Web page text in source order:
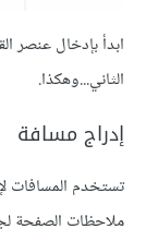
الثاني...وهكذا.
إدراج مسافة
تستخدم المسافات
ملاحظات الصفحة